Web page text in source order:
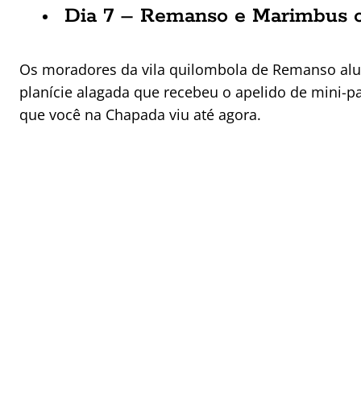
Dia 7 – Remanso e Marimbus
Os moradores da vila quilombola de Remanso
planície alagada que recebeu o apelido de mini-
que você na Chapada viu até agora.